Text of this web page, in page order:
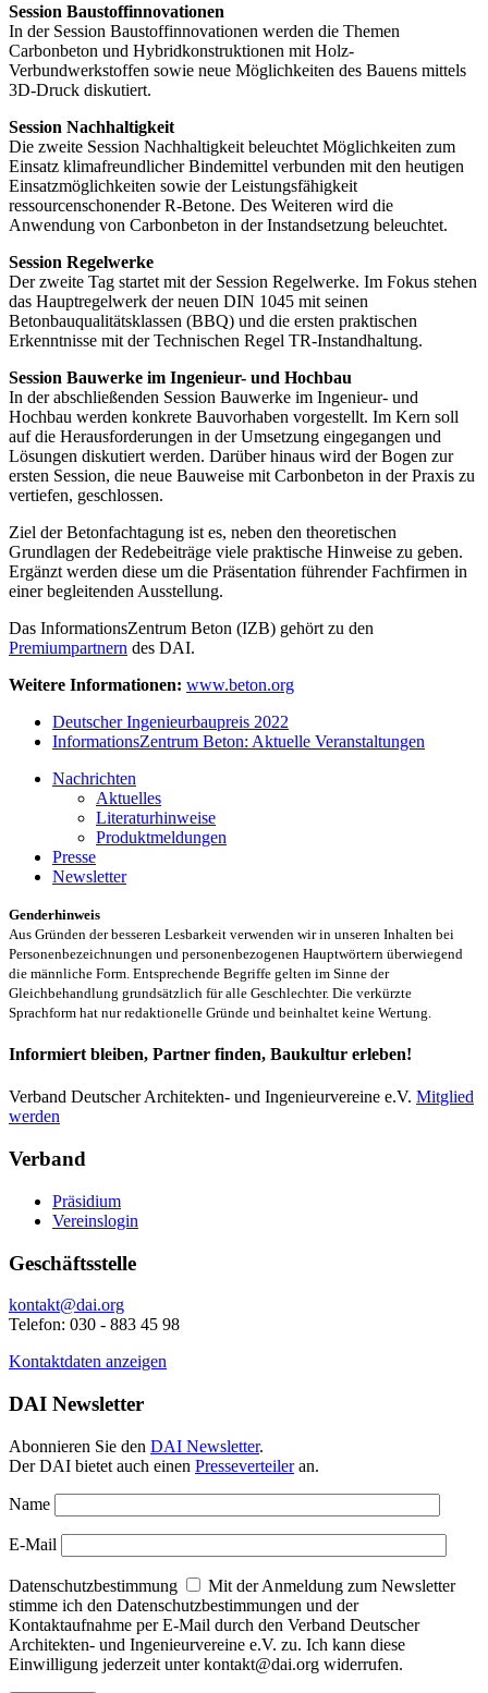
Session Baustoffinnovationen
In der Session Baustoffinnovationen werden die Themen
Carbonbeton und Hybridkonstruktionen mit Holz-
Verbundwerkstoffen sowie neue Möglichkeiten des Bauens mittels
3D-Druck diskutiert.
Session Nachhaltigkeit
Die zweite Session Nachhaltigkeit beleuchtet Möglichkeiten zum
Einsatz klimafreundlicher Bindemittel verbunden mit den heutigen
Einsatzmöglichkeiten sowie der Leistungsfähigkeit
ressourcenschonender R-Betone. Des Weiteren wird die
Anwendung von Carbonbeton in der Instandsetzung beleuchtet.
Session Regelwerke
Der zweite Tag startet mit der Session Regelwerke. Im Fokus stehen
das Hauptregelwerk der neuen DIN 1045 mit seinen
Betonbauqualitätsklassen (BBQ) und die ersten praktischen
Erkenntnisse mit der Technischen Regel TR-Instandhaltung.
Session Bauwerke im Ingenieur- und Hochbau
In der abschließenden Session Bauwerke im Ingenieur- und
Hochbau werden konkrete Bauvorhaben vorgestellt. Im Kern soll
auf die Herausforderungen in der Umsetzung eingegangen und
Lösungen diskutiert werden. Darüber hinaus wird der Bogen zur
ersten Session, die neue Bauweise mit Carbonbeton in der Praxis zu
vertiefen, geschlossen.
Ziel der Betonfachtagung ist es, neben den theoretischen
Grundlagen der Redebeiträge viele praktische Hinweise zu geben.
Ergänzt werden diese um die Präsentation führender Fachfirmen in
einer begleitenden Ausstellung.
Das InformationsZentrum Beton (IZB) gehört zu den
Premiumpartnern des DAI.
Weitere Informationen: www.beton.org
Deutscher Ingenieurbaupreis 2022
InformationsZentrum Beton: Aktuelle Veranstaltungen
Nachrichten
Aktuelles
Literaturhinweise
Produktmeldungen
Presse
Newsletter
Genderhinweis
Aus Gründen der besseren Lesbarkeit verwenden wir in unseren Inhalten bei
Personenbezeichnungen und personenbezogenen Hauptwörtern überwiegend
die männliche Form. Entsprechende Begriffe gelten im Sinne der
Gleichbehandlung grundsätzlich für alle Geschlechter. Die verkürzte
Sprachform hat nur redaktionelle Gründe und beinhaltet keine Wertung.
Informiert bleiben, Partner finden, Baukultur erleben!
Verband Deutscher Architekten- und Ingenieurvereine e.V. Mitglied
werden
Verband
Präsidium
Vereinslogin
Geschäftsstelle
kontakt@dai.org
Telefon: 030 - 883 45 98
Kontaktdaten anzeigen
DAI Newsletter
Abonnieren Sie den DAI Newsletter.
Der DAI bietet auch einen Presseverteileran.
Name
E-Mail
Datenschutzbestimmung
Mit der Anmeldung zum Newsletter
stimme ich den Datenschutzbestimmungen und der
Kontaktaufnahme per E-Mail durch den Verband Deutscher
Architekten- und Ingenieurvereine e.V. zu. Ich kann diese
Einwilligung jederzeit unter kontakt@dai.org widerrufen.